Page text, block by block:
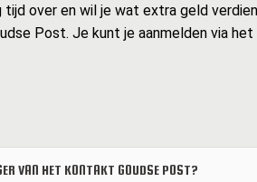
over en wil je wat extra geld
Post. Je kunt je aanmelden via
VAN HET KONTAKT GOUDSE POST?